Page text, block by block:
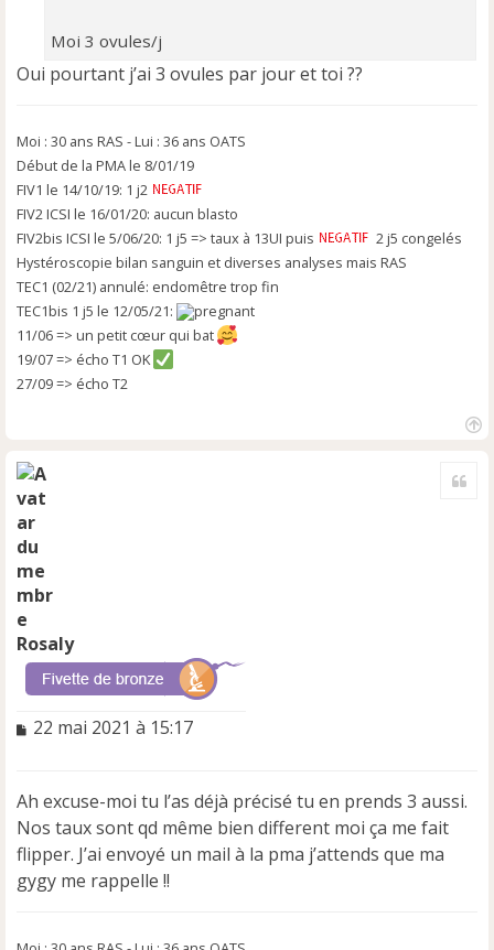
Moi 3 ovules/j
Oui pourtant j’ai 3 ovules par jour et toi ??
Moi : 30 ans RAS - Lui : 36 ans OATS
Début de la PMA le 8/01/19
FIV1 le 14/10/19: 1 j2
FIV2 ICSI le 16/01/20: aucun blasto
FIV2bis ICSI le 5/06/20: 1 j5 => taux à 13UI puis
2 j5 congelés
Hystéroscopie bilan sanguin et diverses analyses mais RAS
TEC1 (02/21) annulé: endomêtre trop fin
TEC1bis 1 j5 le 12/05/21:
11/06 => un petit cœur qui bat
19/07 => écho T1 OK
27/09 => écho T2
Rosaly
M
s
a
g
e
n
o
22 mai 2021 à 15:17
Ah excuse-moi tu l’as déjà précisé tu en prends 3 aussi.
Nos taux sont qd même bien different moi ça me fait
flipper. J’ai envoyé un mail à la pma j’attends que ma
gygy me rappelle !!